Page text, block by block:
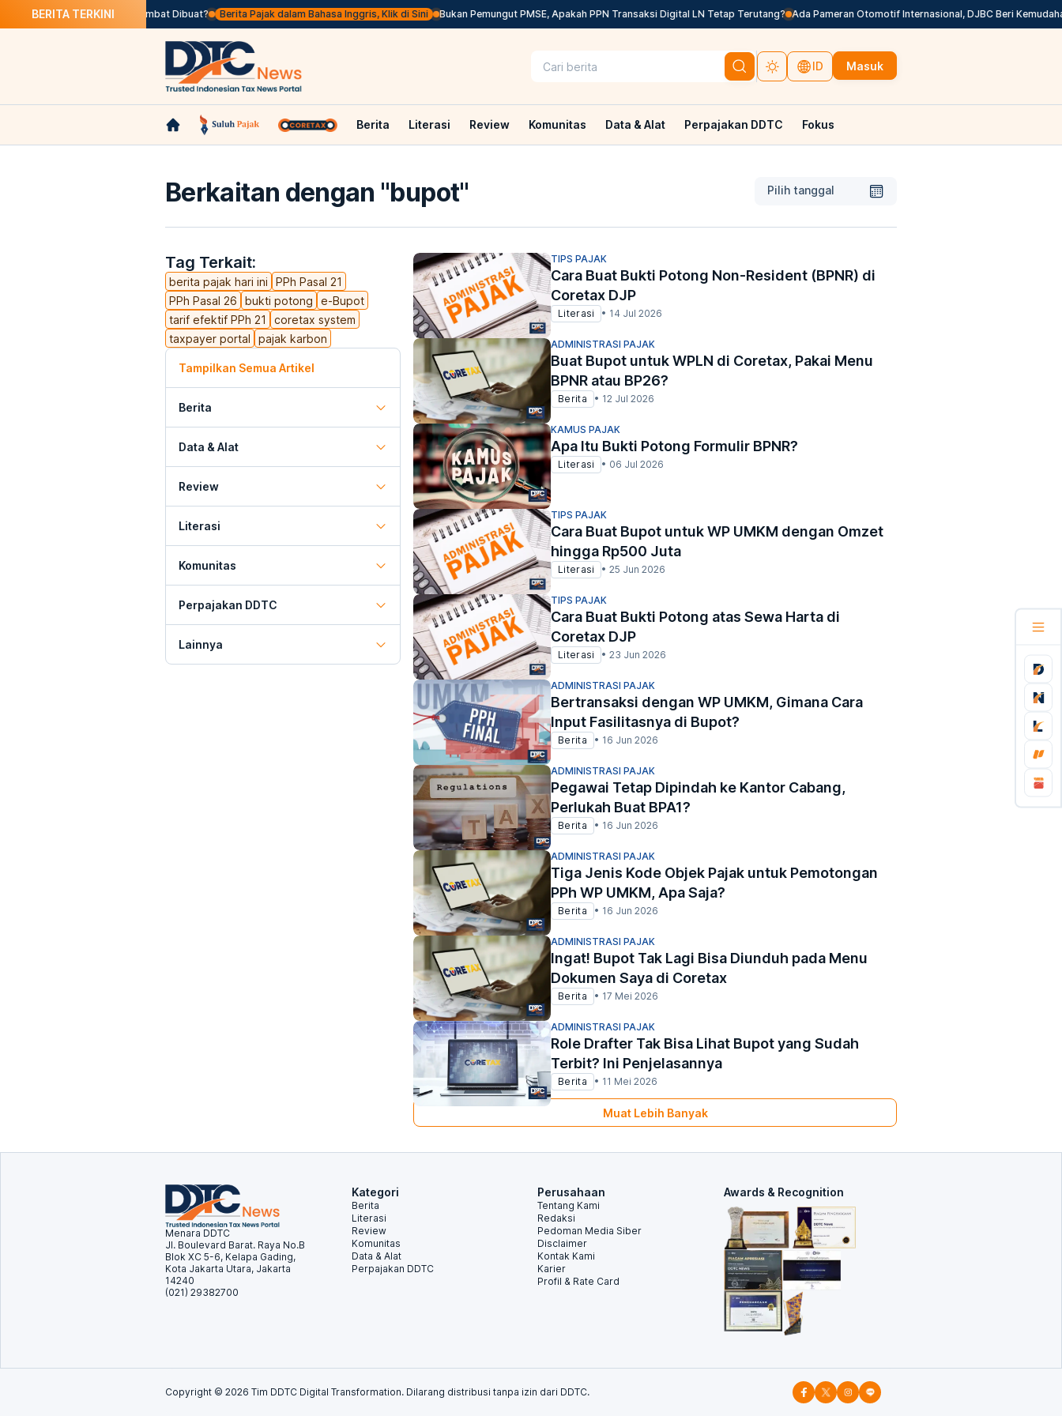
BERITA TERKINI
Apa Itu Faktur Pajak Terlambat Dibuat? Berita Pajak dalam Bahasa Inggris, Klik di Sini Bukan Pemungut PMSE, Apakah PPN Transaksi Digital LN Tetap Terutang? Ada Pameran Otomotif Internasional, DJBC Beri Kemudahan
ID Masuk
Berita Literasi Review Komunitas Data & Alat Perpajakan DDTC Fokus
Berkaitan dengan "bupot" Pilih tanggal
Tag Terkait:
berita pajak hari ini
PPh Pasal 21
PPh Pasal 26
bukti potong
e-Bupot
tarif efektif PPh 21
coretax system
taxpayer portal
pajak karbon
Tampilkan Semua Artikel
Berita
Data & Alat
Review
Literasi
Komunitas
Perpajakan DDTC
Lainnya
TIPS PAJAK
Cara Buat Bukti Potong Non-Resident (BPNR) di
Coretax DJP
Literasi • 14 Jul 2026
ADMINISTRASI PAJAK
Buat Bupot untuk WPLN di Coretax, Pakai Menu
BPNR atau BP26?
Berita • 12 Jul 2026
KAMUS PAJAK
Apa Itu Bukti Potong Formulir BPNR?
Literasi • 06 Jul 2026
TIPS PAJAK
Cara Buat Bupot untuk WP UMKM dengan Omzet
hingga Rp500 Juta
Literasi • 25 Jun 2026
TIPS PAJAK
Cara Buat Bukti Potong atas Sewa Harta di
Coretax DJP
Literasi • 23 Jun 2026
ADMINISTRASI PAJAK
Bertransaksi dengan WP UMKM, Gimana Cara
Input Fasilitasnya di Bupot?
Berita • 16 Jun 2026
ADMINISTRASI PAJAK
Pegawai Tetap Dipindah ke Kantor Cabang,
Perlukah Buat BPA1?
Berita • 16 Jun 2026
ADMINISTRASI PAJAK
Tiga Jenis Kode Objek Pajak untuk Pemotongan
PPh WP UMKM, Apa Saja?
Berita • 16 Jun 2026
ADMINISTRASI PAJAK
Ingat! Bupot Tak Lagi Bisa Diunduh pada Menu
Dokumen Saya di Coretax
Berita • 17 Mei 2026
ADMINISTRASI PAJAK
Role Drafter Tak Bisa Lihat Bupot yang Sudah
Terbit? Ini Penjelasannya
Berita • 11 Mei 2026
Muat Lebih Banyak
Menara DDTC
Jl. Boulevard Barat. Raya No.B
Blok XC 5-6, Kelapa Gading,
Kota Jakarta Utara, Jakarta
14240
(021) 29382700
Kategori
Berita
Literasi
Review
Komunitas
Data & Alat
Perpajakan DDTC
Perusahaan
Tentang Kami
Redaksi
Pedoman Media Siber
Disclaimer
Kontak Kami
Karier
Profil & Rate Card
Awards & Recognition
Copyright © 2026 Tim DDTC Digital Transformation. Dilarang distribusi tanpa izin dari DDTC.